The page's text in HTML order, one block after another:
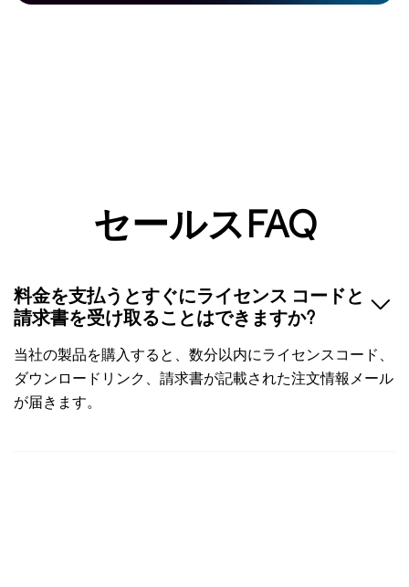
セールスFAQ
料金を支払うとすぐにライセンス コードと
請求書を受け取ることはできますか?
当社の製品を購入すると、数分以内にライセンスコード、
ダウンロードリンク、請求書が記載された注文情報メール
が届きます。